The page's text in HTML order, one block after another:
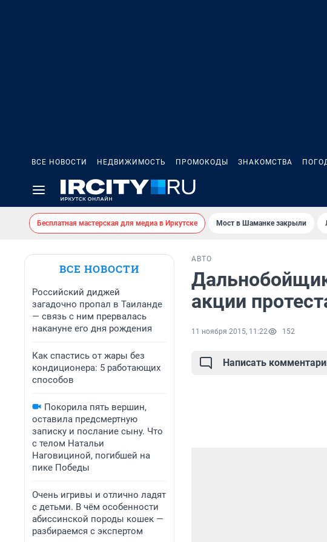
ВСЕ НОВОСТИ НЕДВИЖИМОСТЬ ПРОМОКОДЫ ЗНАКОМСТВА
Бесплатная мастерская для медиа в Иркутске Мост в Шаманке закрыли
ВСЕ НОВОСТИ
Российский диджей
загадочно пропал в Таиланде
— связь с ним прервалась
накануне его дня рождения
Как спастись от жары без
кондиционера: 5 работающих
способов
Покорила пять вершин,
оставила предсмертную
записку и послание сыну. Что
с телом Натальи
Наговициной, погибшей на
пике Победы
Очень игривы и отлично ладят
с детьми. В чём особенности
абиссинской породы кошек —
разбираемся с экспертом
АВТО
акции
11 ноября 2015, 11:22 152
Написать